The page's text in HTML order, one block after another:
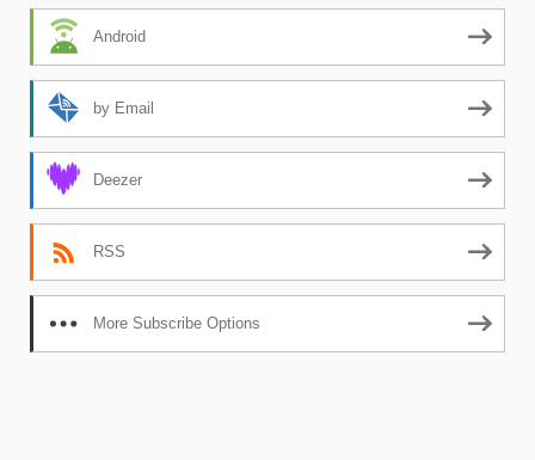
Android
by Email
Deezer
RSS
More Subscribe Options